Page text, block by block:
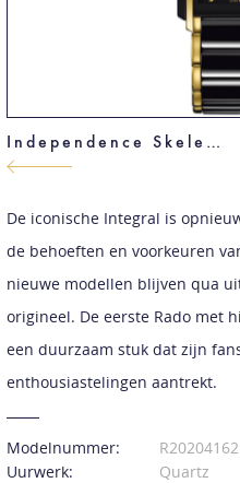
Independence Skeleton Chrono Limited Edition
De iconische Integral is
de behoeften en voorkeuren
nieuwe modellen blijven qua
origineel. De eerste Rado met
een duurzaam stuk dat zijn
enthousiastelingen aantrekt.
Modelnummer:
R20204162
Uurwerk:
Quartz